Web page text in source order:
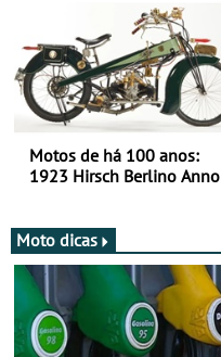
Motos de há 100 anos:
1923 Hirsch Berlino Anno
Moto dicas